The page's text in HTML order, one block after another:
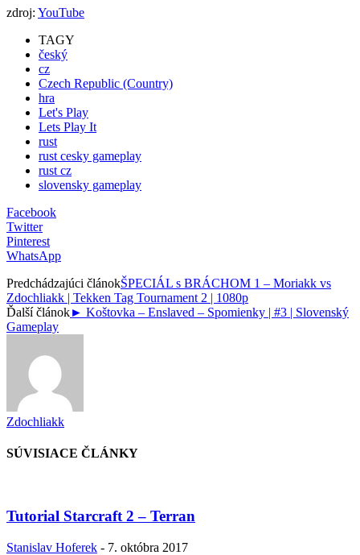
zdroj: YouTube
TAGY
český
cz
Czech Republic (Country)
hra
Let's Play
Lets Play It
rust
rust cesky gameplay
rust cz
slovensky gameplay
Facebook
Twitter
Pinterest
WhatsApp
Predchádzajúci článokŠPECIÁL s BRÁCHOM 1 – Moriakk vs
Zdochliakk | Tekken Tag Tournament 2 | 1080p
Ďalší článok► Koštovka – Enslaved – Spomienky | #3 | Slovenský
Gameplay
Zdochliakk
SÚVISIACE ČLÁNKY
Tutorial Starcraft 2 – Terran
Stanislav Hoferek - 7. októbra 2017